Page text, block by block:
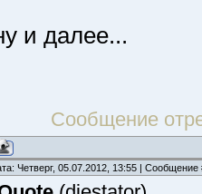
и далее...
Сообщение
Четверг, 05.07.2012, 13:55 |